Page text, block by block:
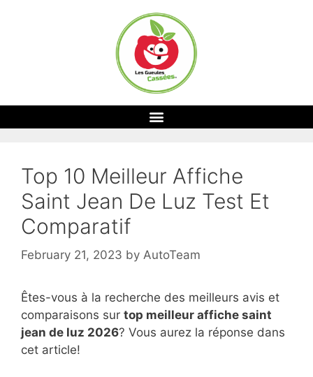
Top 10 Meilleur Affiche
Saint Jean De Luz Test Et
Comparatif
February 21, 2023 by AutoTeam
Êtes-vous à la recherche des meilleurs avis et
comparaisons sur top meilleur affiche saint
jean de luz 2026? Vous aurez la réponse dans
cet article!